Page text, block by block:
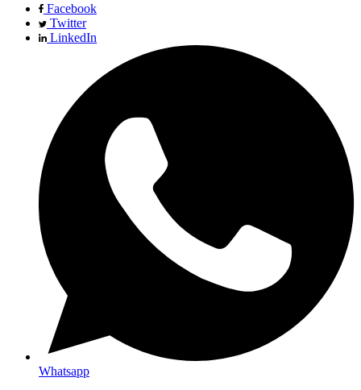
Facebook
Twitter
LinkedIn
Whatsapp